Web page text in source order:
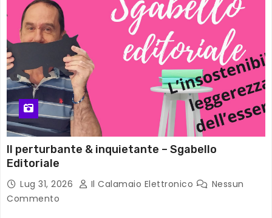
Il perturbante & inquietante – Sgabello
Editoriale
Lug 31, 2026 Il Calamaio Elettronico
Nessun
Commento